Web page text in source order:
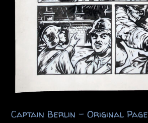
Captain Berlin – Original Page